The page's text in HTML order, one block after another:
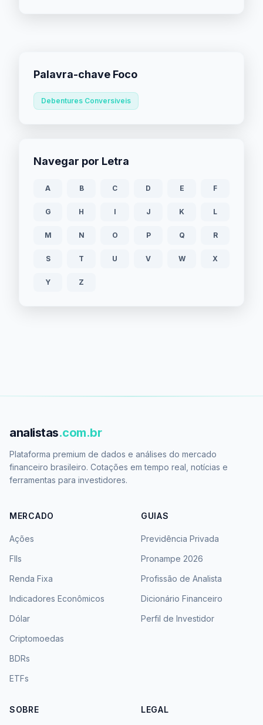
Palavra-chave Foco
Debentures Conversiveis
Navegar por Letra
A B C D E F
G H I J K L
M N O P Q R
S T U V W X
Y Z
analistas.com.br
Plataforma premium de dados e análises do mercado
financeiro brasileiro. Cotações em tempo real, notícias e
ferramentas para investidores.
MERCADO
Ações
FIIs
Renda Fixa
Indicadores Econômicos
Dólar
Criptomoedas
BDRs
ETFs
GUIAS
Previdência Privada
Pronampe 2026
Profissão de Analista
Dicionário Financeiro
Perfil de Investidor
SOBRE LEGAL